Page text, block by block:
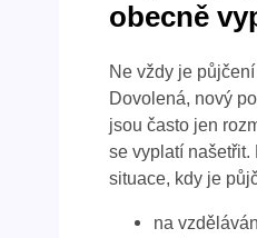
obecně
Ne vždy je
Dovolená, nový
jsou často jen
se vyplatí našetřit.
situace, kdy je
na